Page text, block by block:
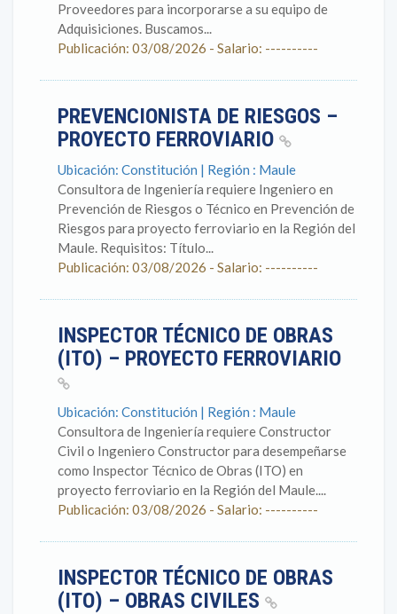
Proveedores para incorporarse a su equipo de
Adquisiciones. Buscamos...
Publicación: 03/08/2026 - Salario: ----------
PREVENCIONISTA DE RIESGOS –
PROYECTO FERROVIARIO
Ubicación: Constitución | Región : Maule
Consultora de Ingeniería requiere Ingeniero en
Prevención de Riesgos o Técnico en Prevención de
Riesgos para proyecto ferroviario en la Región del
Maule. Requisitos: Título...
Publicación: 03/08/2026 - Salario: ----------
INSPECTOR TÉCNICO DE OBRAS
(ITO) – PROYECTO FERROVIARIO
Ubicación: Constitución | Región : Maule
Consultora de Ingeniería requiere Constructor
Civil o Ingeniero Constructor para desempeñarse
como Inspector Técnico de Obras (ITO) en
proyecto ferroviario en la Región del Maule....
Publicación: 03/08/2026 - Salario: ----------
INSPECTOR TÉCNICO DE OBRAS
(ITO) – OBRAS CIVILES